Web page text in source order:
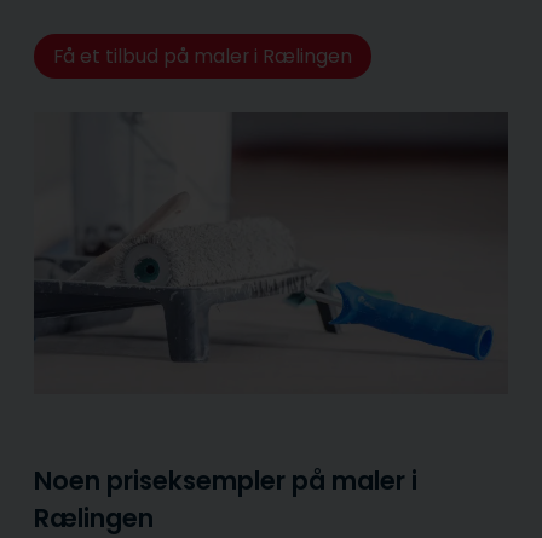
Få et tilbud på maler i Rælingen
Noen priseksempler på maler i
Rælingen